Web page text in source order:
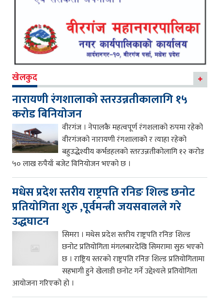
खेलकुद
नारायणी रंगशालाको स्तरउन्नतीकालागि १५
करोड बिनियोजन
वीरगंज । नेपालकै महत्वपूर्ण रंगशलाको रुपमा रहेको
वीरगंजको नारायणी रंगशालाको र त्याहा रहेको
बहुउद्धेश्यीय कर्भडहलको स्तरउन्नतीकोलागि १२ करोड
५० लाख रुपैयाँ बजेट विनियोजन भएको छ ।
मधेस प्रदेश स्तरीय राष्ट्रपति रनिङ शिल्ड छनोट
प्रतियोगिता शुरु ,पूर्वमन्त्री जयसवालले गरे
उद्धघाटन
सिमरा । मधेस प्रदेश स्तरीय राष्ट्रपति रनिङ शिल्ड
छनोट प्रतियोगिता मंगलबारदेखि सिमरामा सुरु भएको
छ । राष्ट्रिय स्तरको राष्ट्रपति रनिङ शिल्ड प्रतियोगितामा
सहभागी हुने खेलाडी छनोट गर्ने उद्देश्यले प्रतियोगिता
आयोजना गरिएको हो ।